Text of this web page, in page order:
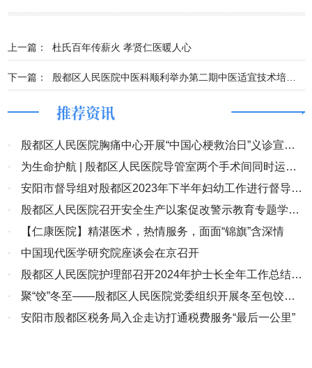
推荐资讯
·
殷都区人民医院胸痛中心开展“中国心梗救治日”义诊宣教
活动
·
为生命护航 | 殷都区人民医院导管室两个手术间同时运
行，打通患者“生命线”
·
安阳市督导组对殷都区2023年下半年妇幼工作进行督导考
核
·
殷都区人民医院召开安全生产以案促改警示教育专题学习
会
·
【仁康医院】精湛医术，热情服务，面面“锦旗”含深情
·
中国现代医学研究院座谈会在京召开
·
殷都区人民医院护理部召开2024年护士长全年工作总结汇
报会
·
聚“饺”冬至——殷都区人民医院党委组织开展冬至包饺子
活动
· 安阳市殷都区税务局入企走访打通税费服务“最后一公里”
上一篇： 杜氏百年传薪火 孝贤仁医暖人心
下一篇： 殷都区人民医院中医科顺利举办第二期中医适宜技术培训班